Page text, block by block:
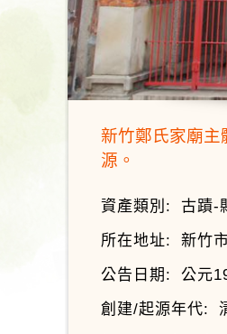
新竹鄭氏家廟主
源。
資產類別:
古蹟-
所在地址:
新竹
公告日期:
公元
創建/起源年代: